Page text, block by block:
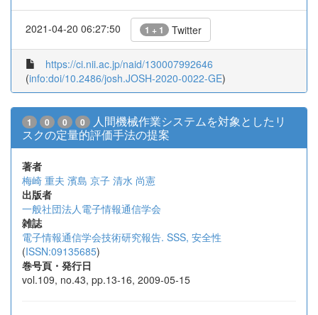
2021-04-20 06:27:50 1 + 1 Twitter
https://ci.nii.ac.jp/naid/130007992646
(info:doi/10.2486/josh.JOSH-2020-0022-GE)
1 0 0 0
人間機械作業システムを対象としたリ
スクの定量的評価手法の提案
著者
梅崎 重夫 濱島 京子 清水 尚憲
出版者
一般社団法人電子情報通信学会
雑誌
電子情報通信学会技術研究報告. SSS, 安全性
(ISSN:09135685)
巻号頁・発行日
vol.109, no.43, pp.13-16, 2009-05-15